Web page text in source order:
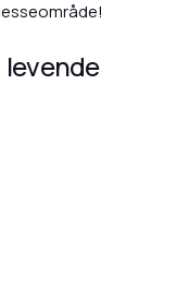
levende